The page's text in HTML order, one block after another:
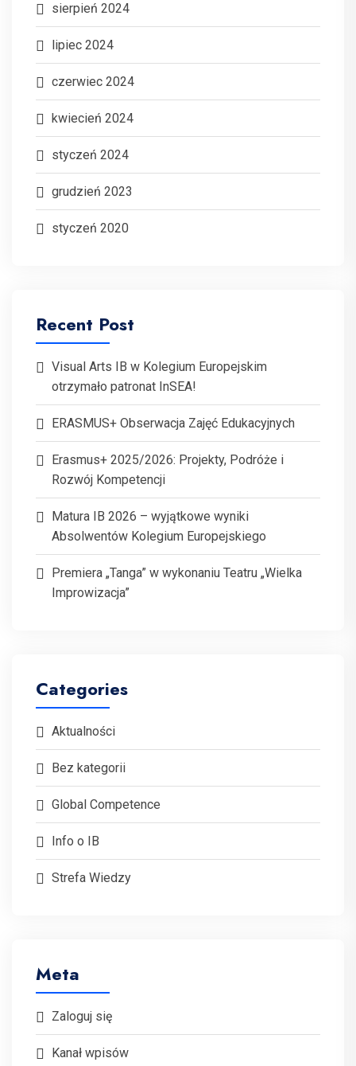
sierpień 2024
lipiec 2024
czerwiec 2024
kwiecień 2024
styczeń 2024
grudzień 2023
styczeń 2020
Recent Post
Visual Arts IB w Kolegium Europejskim
otrzymało patronat InSEA!
ERASMUS+ Obserwacja Zajęć Edukacyjnych
Erasmus+ 2025/2026: Projekty, Podróże i
Rozwój Kompetencji
Matura IB 2026 – wyjątkowe wyniki
Absolwentów Kolegium Europejskiego
Premiera „Tanga” w wykonaniu Teatru „Wielka
Improwizacja”
Categories
Aktualności
Bez kategorii
Global Competence
Info o IB
Strefa Wiedzy
Meta
Zaloguj się
Kanał wpisów